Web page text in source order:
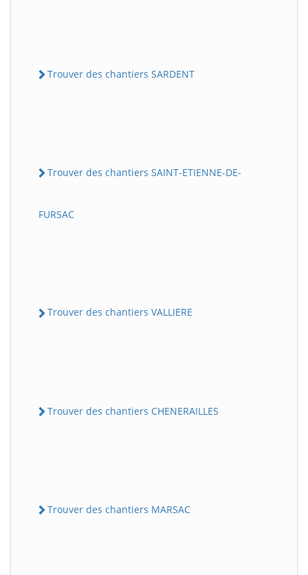
Trouver des chantiers SARDENT
Trouver des chantiers SAINT-ETIENNE-DE-
FURSAC
Trouver des chantiers VALLIERE
Trouver des chantiers CHENERAILLES
Trouver des chantiers MARSAC